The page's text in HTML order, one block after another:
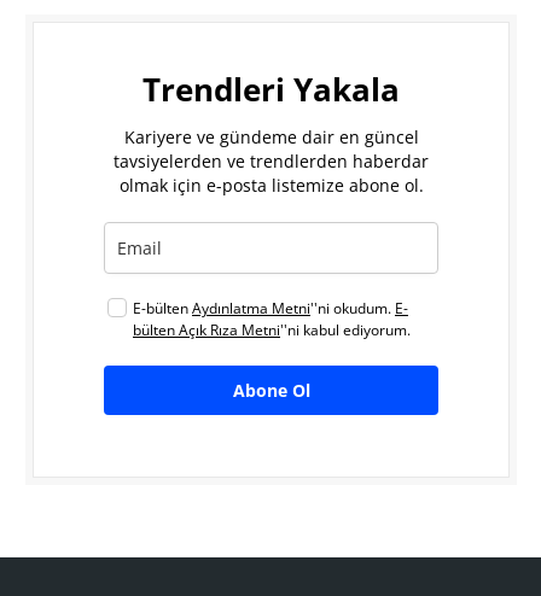
Trendleri Yakala
Kariyere ve gündeme dair en güncel
tavsiyelerden ve trendlerden haberdar
olmak için e-posta listemize abone ol.
E-bültenAydınlatma Metni''ni okudum. E-
bülten Açık Rıza Metni''ni kabul ediyorum.
Abone Ol